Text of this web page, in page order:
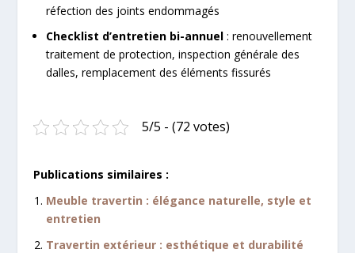
réfection des joints endommagés
Checklist d’entretien bi-annuel : renouvellement
traitement de protection, inspection générale des
dalles, remplacement des éléments fissurés
5/5 - (72 votes)
Publications similaires :
Meuble travertin : élégance naturelle, style et
entretien
Travertin extérieur : esthétique et durabilité